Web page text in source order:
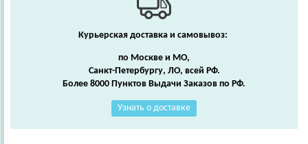
Курьерская доставка и самовывоз:
по Москве и МО,
Санкт-Петербургу, ЛО, всей РФ.
Более 8000 Пунктов Выдачи Заказов по РФ.
Узнать о доставке